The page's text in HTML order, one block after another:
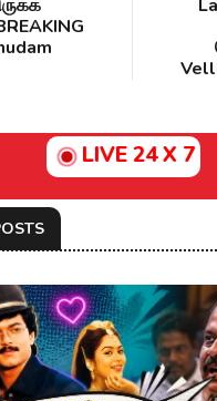
LIVE 24 X 7